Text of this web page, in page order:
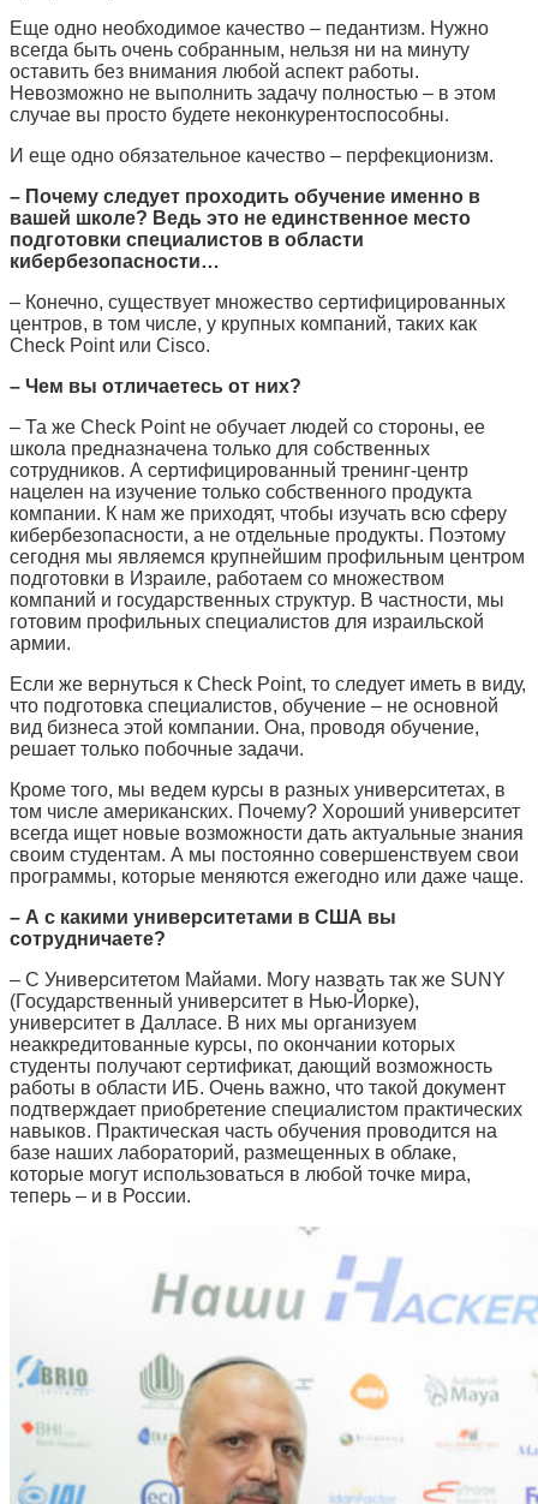
Еще одно необходимое качество – педантизм. Нужно
всегда быть очень собранным, нельзя ни на минуту
оставить без внимания любой аспект работы.
Невозможно не выполнить задачу полностью – в этом
случае вы просто будете неконкурентоспособны.
И еще одно обязательное качество – перфекционизм.
– Почему следует проходить обучение именно в
вашей школе? Ведь это не единственное место
подготовки специалистов в области
кибербезопасности…
– Конечно, существует множество сертифицированных
центров, в том числе, у крупных компаний, таких как
Check Point или Cisco.
– Чем вы отличаетесь от них?
– Та же Check Point не обучает людей со стороны, ее
школа предназначена только для собственных
сотрудников. А сертифицированный тренинг-центр
нацелен на изучение только собственного продукта
компании. К нам же приходят, чтобы изучать всю сферу
кибербезопасности, а не отдельные продукты. Поэтому
сегодня мы являемся крупнейшим профильным центром
подготовки в Израиле, работаем со множеством
компаний и государственных структур. В частности, мы
готовим профильных специалистов для израильской
армии.
Если же вернуться к Check Point, то следует иметь в виду,
что подготовка специалистов, обучение – не основной
вид бизнеса этой компании. Она, проводя обучение,
решает только побочные задачи.
Кроме того, мы ведем курсы в разных университетах, в
том числе американских. Почему? Хороший университет
всегда ищет новые возможности дать актуальные знания
своим студентам. А мы постоянно совершенствуем свои
программы, которые меняются ежегодно или даже чаще.
– А с какими университетами в США вы
сотрудничаете?
– С Университетом Майами. Могу назвать так же SUNY
(Государственный университет в Нью-Йорке),
университет в Далласе. В них мы организуем
неаккредитованные курсы, по окончании которых
студенты получают сертификат, дающий возможность
работы в области ИБ. Очень важно, что такой документ
подтверждает приобретение специалистом практических
навыков. Практическая часть обучения проводится на
базе наших лабораторий, размещенных в облаке,
которые могут использоваться в любой точке мира,
теперь – и в России.